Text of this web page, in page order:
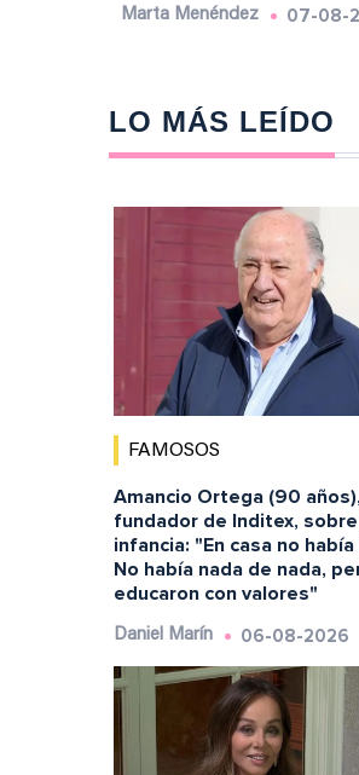
Marta Menéndez 07-08-
LO MÁS LEÍDO
FAMOSOS
Amancio Ortega (90 años),
fundador de Inditex,
infancia: "En casa no
No había nada de nada,
educaron con valores"
Daniel Marín 06-08-2026